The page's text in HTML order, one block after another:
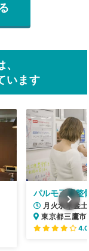
います
パルモ三鷹整
月火水木金
東京都三鷹
4.0